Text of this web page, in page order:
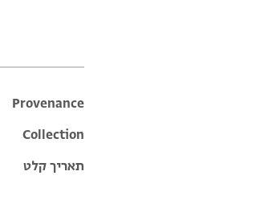
Provenance
Collection
תאריך קלט